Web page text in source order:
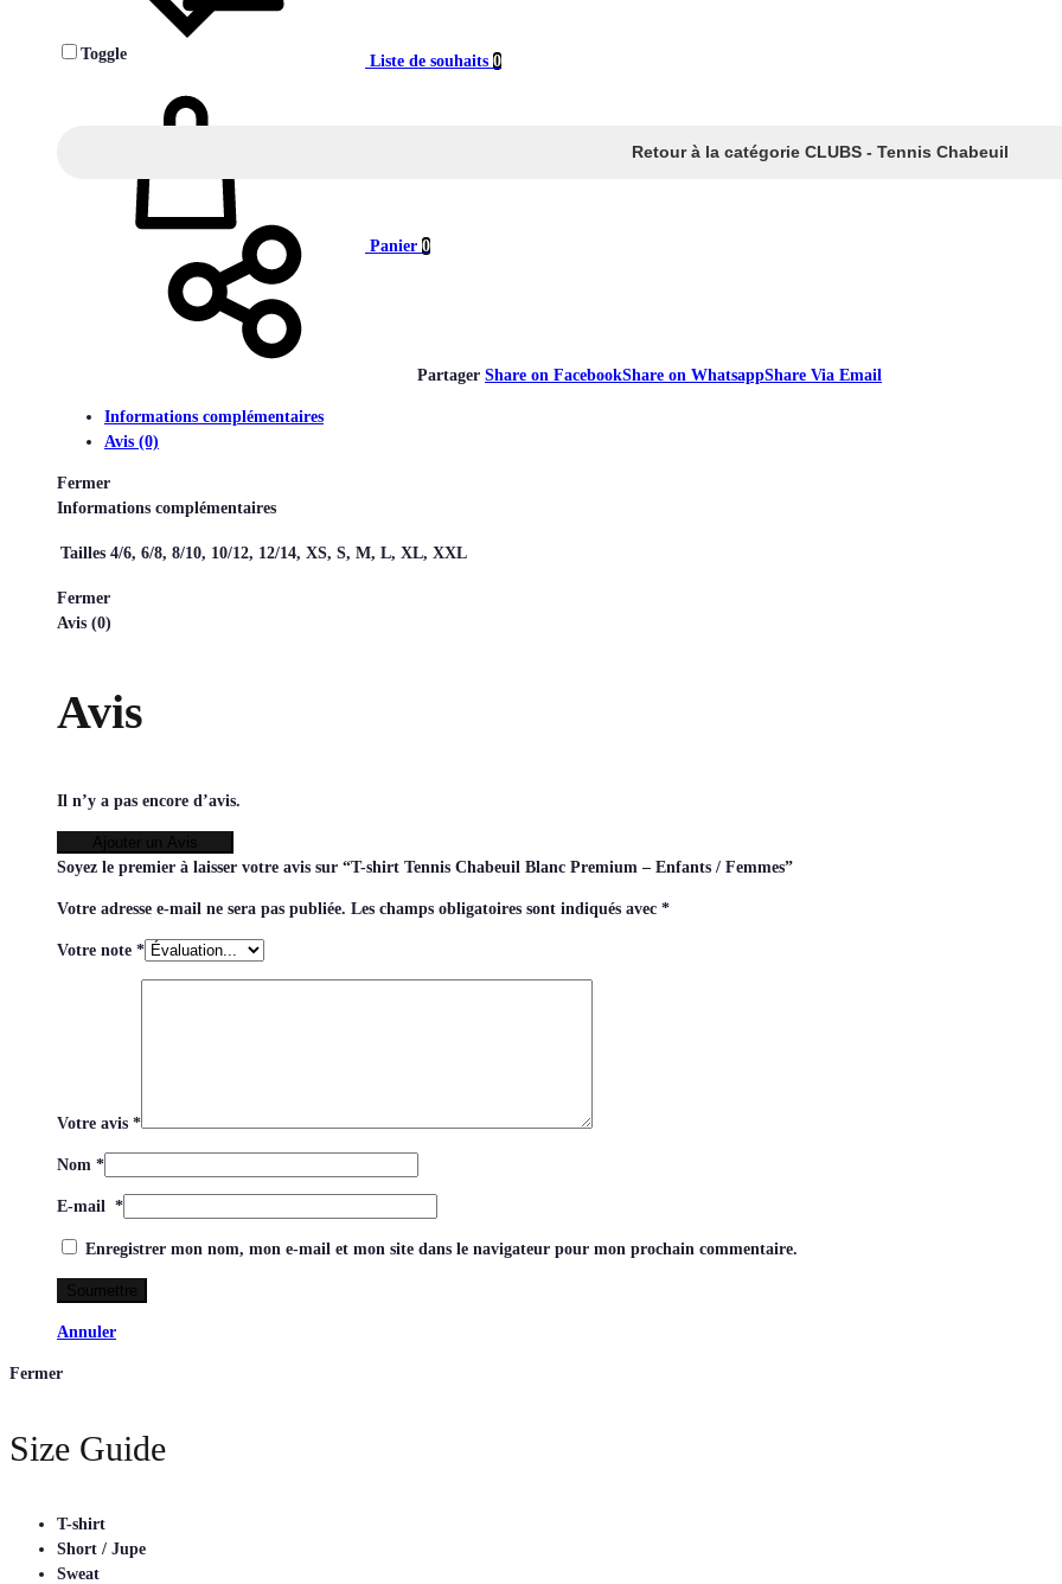
Liste de souhaits 0
Panier 0
Toggle
Retour à la catégorie CLUBS - Tennis Chabeuil
Partager Share on FacebookShare on WhatsappShare Via Email
Informations complémentaires
Avis (0)
Fermer
Informations complémentaires
Tailles 4/6, 6/8, 8/10, 10/12, 12/14, XS, S, M, L, XL, XXL
Fermer
Avis (0)
Avis
Il n’y a pas encore d’avis.
Soyez le premier à laisser votre avis sur “T-shirt Tennis Chabeuil Blanc Premium – Enfants / Femmes”
Votre adresse e-mail ne sera pas publiée. Les champs obligatoires sont indiqués avec *
Votre note *
Votre avis *
Nom *
E-mail *
Enregistrer mon nom, mon e-mail et mon site dans le navigateur pour mon prochain commentaire.
Annuler
Fermer
Size Guide
T-shirt
Short / Jupe
Sweat